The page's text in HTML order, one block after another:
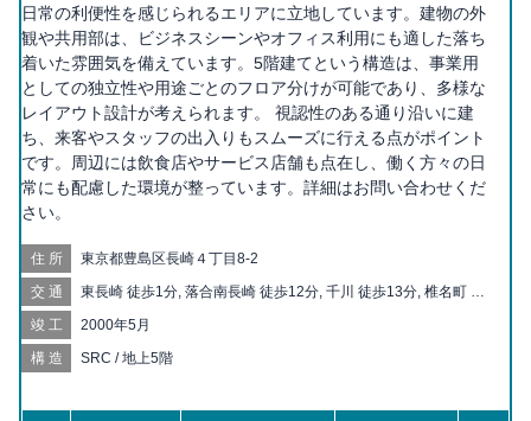
日常の利便性を感じられるエリアに立地しています。建物の外
観や共用部は、ビジネスシーンやオフィス利用にも適した落ち
着いた雰囲気を備えています。5階建てという構造は、事業用
としての独立性や用途ごとのフロア分けが可能であり、多様な
レイアウト設計が考えられます。 視認性のある通り沿いに建
ち、来客やスタッフの出入りもスムーズに行える点がポイント
です。周辺には飲食店やサービス店舗も点在し、働く方々の日
常にも配慮した環境が整っています。詳細はお問い合わせくだ
さい。
住所 東京都豊島区長崎４丁目8-2
交通
東長崎 徒歩1分, 落合南長崎 徒歩12分, 千川 徒歩13分, 椎名町 徒
竹向原 徒歩18分
竣工 2000年5月
構造 SRC / 地上5階